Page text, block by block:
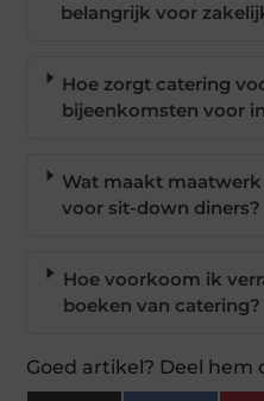
belangrijk voor
Hoe zorgt catering
bijeenkomsten voor
Wat maakt
voor sit-down diners?
Hoe voorkoom ik
boeken van catering?
Goed artikel? Deel hem